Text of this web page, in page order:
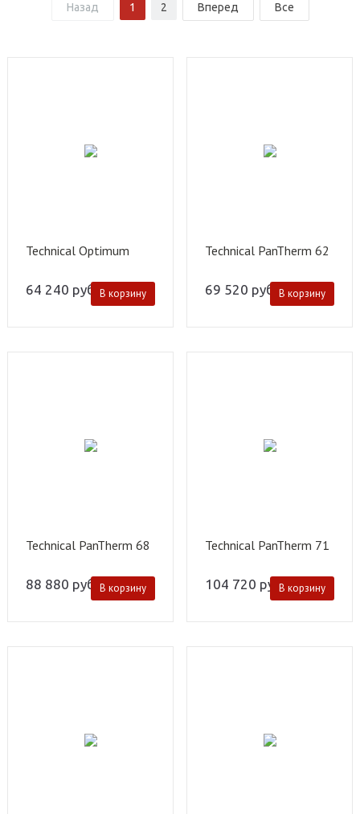
Назад 1 2 Вперед Все
Technical Optimum
64 240 руб. В корзину
Technical PanTherm 62
69 520 руб. В корзину
Technical PanTherm 68
88 880 руб. В корзину
Technical PanTherm 71
104 720 руб.В корзину